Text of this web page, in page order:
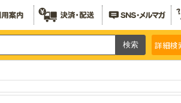
詳細検